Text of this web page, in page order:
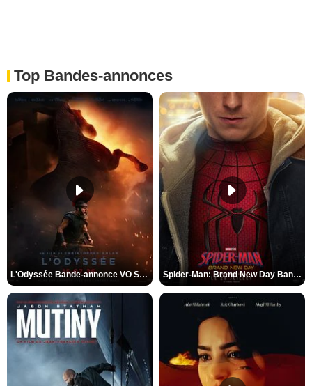
Top Bandes-annonces
L'Odyssée Bande-annonce VO STFR Spider-Man: Brand New Day Bande-annonce VO STFR